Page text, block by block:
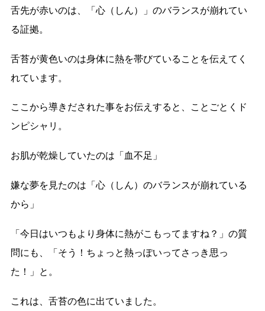
舌先が赤いのは、「心（しん）」のバランスが崩れてい
る証拠。
舌苔が黄色いのは身体に熱を帯びていることを伝えてく
れています。
ここから導きだされた事をお伝えすると、ことごとくド
ンピシャリ。
お肌が乾燥していたのは「血不足」
嫌な夢を見たのは「心（しん）のバランスが崩れている
から」
「今日はいつもより身体に熱がこもってますね？」の質
問にも、「そう！ちょっと熱っぽいってさっき思っ
た！」と。
これは、舌苔の色に出ていました。